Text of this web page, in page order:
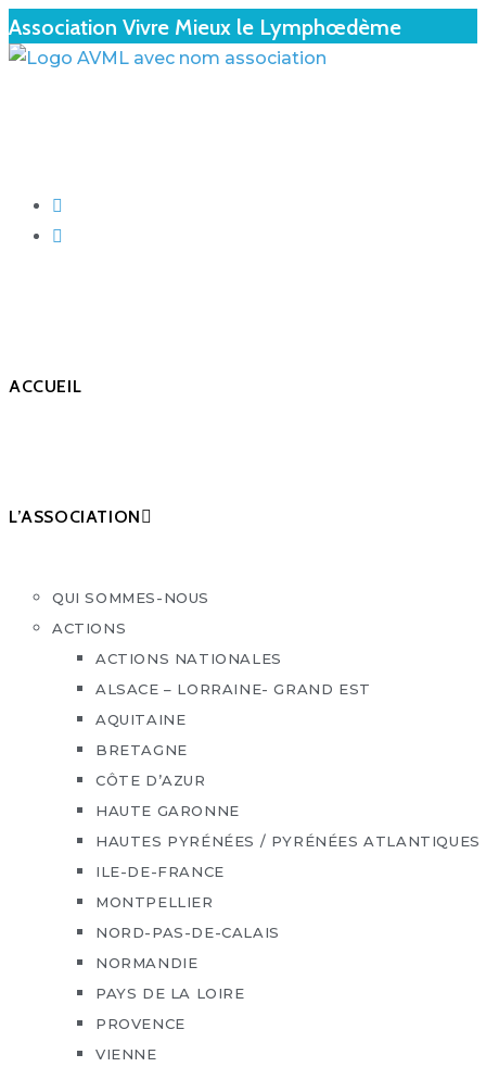
Association Vivre Mieux le Lymphœdème
ACCUEIL
L’ASSOCIATION
QUI SOMMES-NOUS
ACTIONS
ACTIONS NATIONALES
ALSACE – LORRAINE- GRAND EST
AQUITAINE
BRETAGNE
CÔTE D’AZUR
HAUTE GARONNE
HAUTES PYRÉNÉES / PYRÉNÉES ATLANTIQUES
ILE-DE-FRANCE
MONTPELLIER
NORD-PAS-DE-CALAIS
NORMANDIE
PAYS DE LA LOIRE
PROVENCE
VIENNE